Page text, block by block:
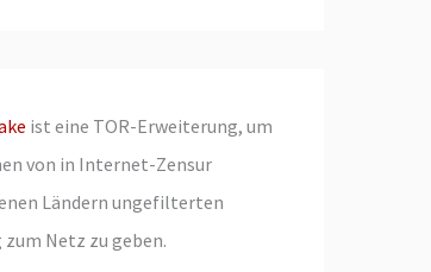
ist eine TOR-Erweiterung, um
von in Internet-Zensur
Ländern ungefilterten
zum Netz zu geben.